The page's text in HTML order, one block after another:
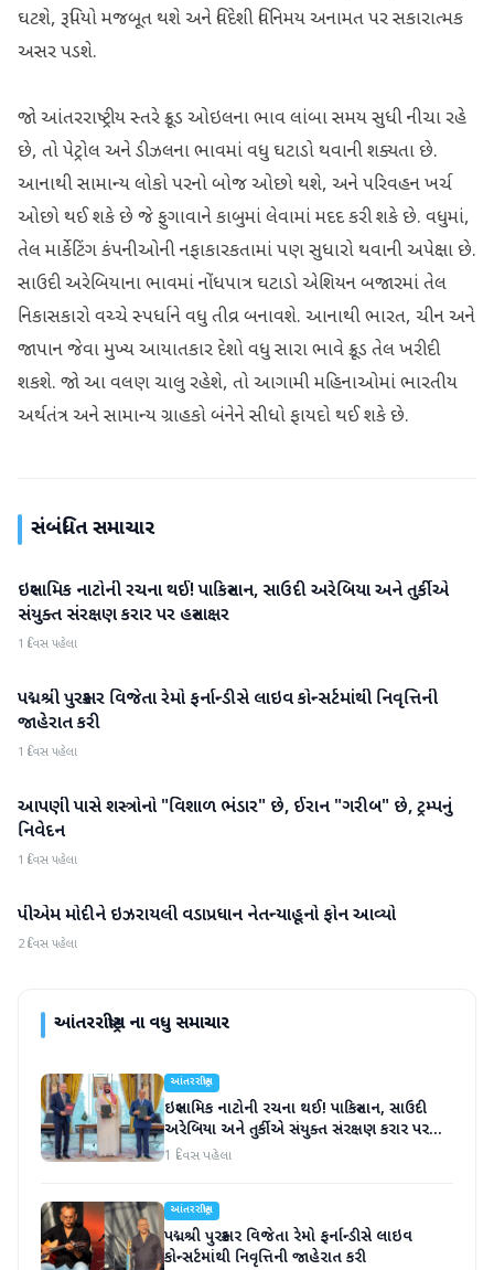
ઘટશે, રૂપિયો મજબૂત થશે અને વિદેશી વિનિમય અનામત પર સકારાત્મક
અસર પડશે.
જો આંતરરાષ્ટ્રીય સ્તરે ક્રૂડ ઓઇલના ભાવ લાંબા સમય સુધી નીચા રહે
છે, તો પેટ્રોલ અને ડીઝલના ભાવમાં વધુ ઘટાડો થવાની શક્યતા છે.
આનાથી સામાન્ય લોકો પરનો બોજ ઓછો થશે, અને પરિવહન ખર્ચ
ઓછો થઈ શકે છે જે ફુગાવાને કાબુમાં લેવામાં મદદ કરી શકે છે. વધુમાં,
તેલ માર્કેટિંગ કંપનીઓની નફાકારકતામાં પણ સુધારો થવાની અપેક્ષા છે.
સાઉદી અરેબિયાના ભાવમાં નોંધપાત્ર ઘટાડો એશિયન બજારમાં તેલ
નિકાસકારો વચ્ચે સ્પર્ધાને વધુ તીવ્ર બનાવશે. આનાથી ભારત, ચીન અને
જાપાન જેવા મુખ્ય આયાતકાર દેશો વધુ સારા ભાવે ક્રૂડ તેલ ખરીદી
શકશે. જો આ વલણ ચાલુ રહેશે, તો આગામી મહિનાઓમાં ભારતીય
અર્થતંત્ર અને સામાન્ય ગ્રાહકો બંનેને સીધો ફાયદો થઈ શકે છે.
સંબંધિત સમાચાર
આંતરરાષ્ટ્રીય
ઇસ્લામિક નાટોની રચના થઈ! પાકિસ્તાન, સાઉદી અરેબિયા અને તુર્કીએ
સંયુક્ત સંરક્ષણ કરાર પર હસ્તાક્ષર
1 દિવસ પહેલા
આંતરરાષ્ટ્રીય
પદ્મશ્રી પુરસ્કાર વિજેતા રેમો ફર્નાન્ડીસે લાઇવ કોન્સર્ટમાંથી નિવૃત્તિની
જાહેરાત કરી
1 દિવસ પહેલા
આંતરરાષ્ટ્રીય
આપણી પાસે શસ્ત્રોનો "વિશાળ ભંડાર" છે, ઈરાન "ગરીબ" છે, ટ્રમ્પનું
નિવેદન
1 દિવસ પહેલા
આંતરરાષ્ટ્રીય
પીએમ મોદીને ઇઝરાયલી વડાપ્રધાન નેતન્યાહૂનો ફોન આવ્યો
2 દિવસ પહેલા
આંતરરાષ્ટ્રીયના વધુ સમાચાર
આંતરરાષ્ટ્રીય
ઇસ્લામિક નાટોની રચના થઈ! પાકિસ્તાન, સાઉદી
અરેબિયા અને તુર્કીએ સંયુક્ત સંરક્ષણ કરાર પર
હસ્તાક્ષર
1 દિવસ પહેલા
આંતરરાષ્ટ્રીય
પદ્મશ્રી પુરસ્કાર વિજેતા રેમો ફર્નાન્ડીસે લાઇવ
કોન્સર્ટમાંથી નિવૃત્તિની જાહેરાત કરી